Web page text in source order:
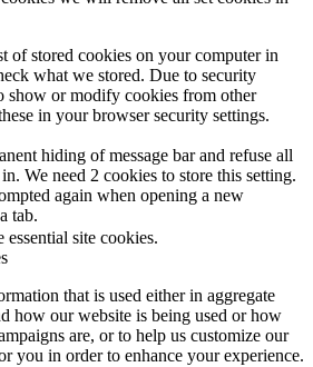
of stored cookies on your computer in
what we stored. Due to security
show or modify cookies from other
in your browser security settings.
hiding of message bar and refuse all
We need 2 cookies to store this setting.
again when opening a new
tab.
site cookies.
that is used either in aggregate
how our website is being used or how
are, or to help us customize our
you in order to enhance your experience.